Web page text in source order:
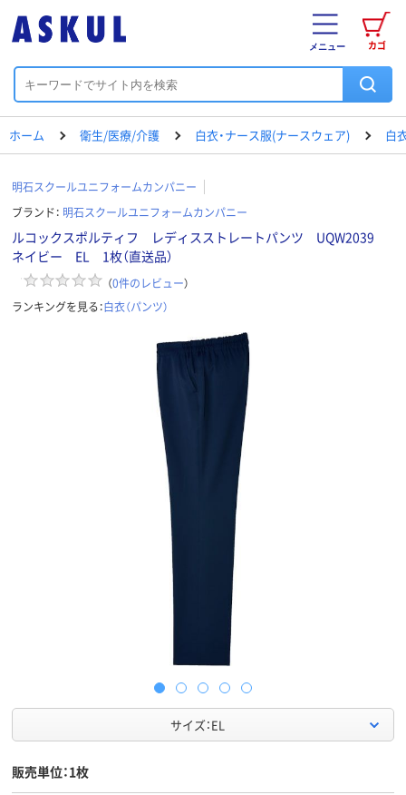
カゴ
メニュー
ホーム 衛生/医療/介護 白衣・ナース服(ナースウェア) 白
明石スクールユニフォームカンパニー
ブランド： 明石スクールユニフォームカンパニー
ルコックスポルティフ レディスストレートパンツ UQW2039
ネイビー EL 1枚（直送品）
（0件のレビュー）
ランキングを見る：白衣（パンツ）
サイズ：EL
販売単位：1枚